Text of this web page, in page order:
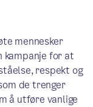
mennesker
kampanje for at
respekt og
de trenger
å utføre vanlige